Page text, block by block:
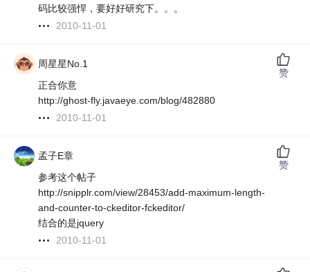
码比较强悍，要好好研究下。。。
2010-11-01
周星星No.1
正合你意
http://ghost-fly.javaeye.com/blog/482880
2010-11-01
赞
孟子E章
参考这个帖子
http://snipplr.com/view/28453/add-maximum-length-
and-counter-to-ckeditor-fckeditor/
结合的是jquery
2010-11-01
赞